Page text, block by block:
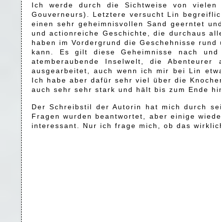
Ich werde durch die Sichtweise von
Gouverneurs). Letztere versucht Lin
einen sehr geheimnisvollen Sand geerntet
und actionreiche Geschichte, die durchaus
haben im Vordergrund die Geschehnisse
kann. Es gilt diese Geheimnisse nach
atemberaubende Inselwelt, die
ausgearbeitet, auch wenn ich mir bei Lin
Ich habe aber dafür sehr viel über die
auch sehr sehr stark und hält bis zum Ende
Der Schreibstil der Autorin hat mich durch
Fragen wurden beantwortet, aber einige
interessant. Nur ich frage mich, ob das